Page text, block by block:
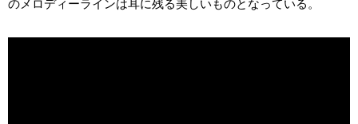
のメロディーラインは耳に残る美しいものとなっている。